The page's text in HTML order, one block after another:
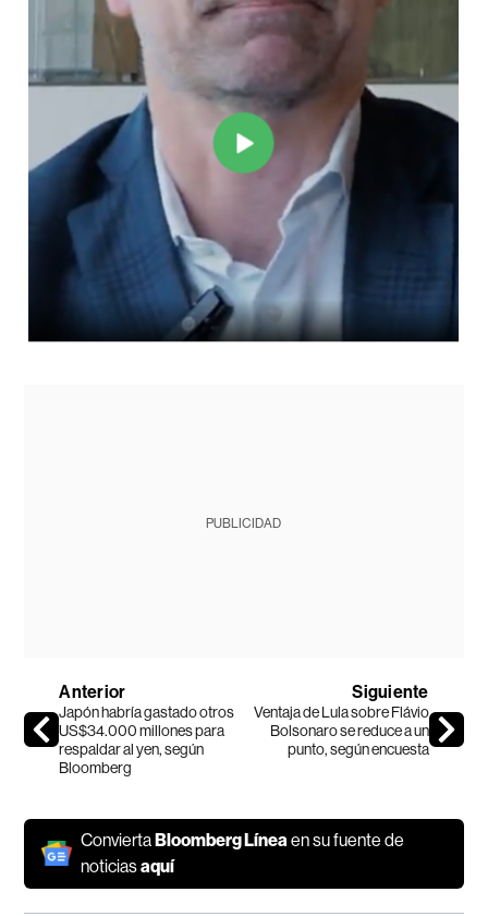
PUBLICIDAD
Anterior
Japón habría gastado otros
US$34.000 millones para
respaldar al yen, según
Bloomberg
Siguiente
Ventaja de Lula sobre Flávio
Bolsonaro se reduce a un
punto, según encuesta
ConviertaBloomberg Línea en su fuente de
noticiasaquí